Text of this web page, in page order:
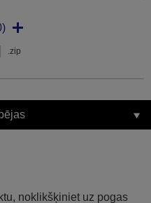
.zip
noklikšķiniet uz pogas